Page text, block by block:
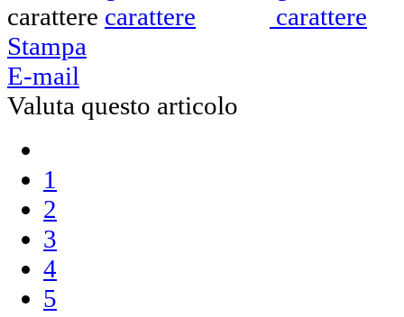
carattere
Stampa
E-mail
Valuta questo articolo
1
2
3
4
5